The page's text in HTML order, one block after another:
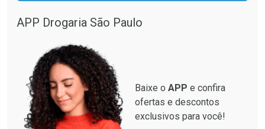
APP Drogaria São Paulo
Baixe o APP e confira
ofertas e descontos
exclusivos para você!